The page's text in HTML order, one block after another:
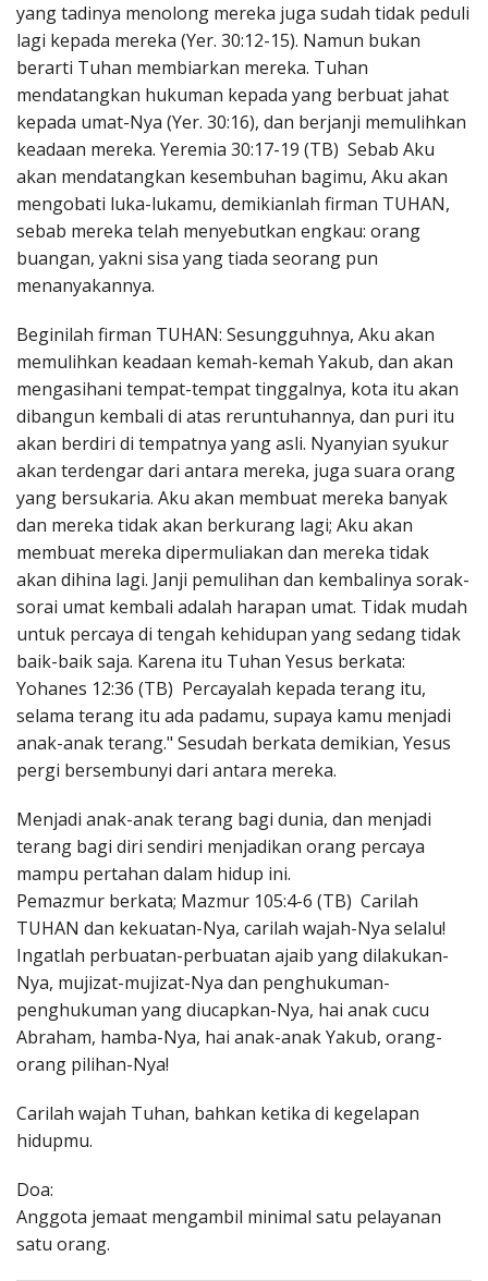
yang tadinya menolong mereka juga sudah tidak peduli
lagi kepada mereka (Yer. 30:12-15). Namun bukan
berarti Tuhan membiarkan mereka. Tuhan
mendatangkan hukuman kepada yang berbuat jahat
kepada umat-Nya (Yer. 30:16), dan berjanji memulihkan
keadaan mereka. Yeremia 30:17-19 (TB) Sebab Aku
akan mendatangkan kesembuhan bagimu, Aku akan
mengobati luka-lukamu, demikianlah firman TUHAN,
sebab mereka telah menyebutkan engkau: orang
buangan, yakni sisa yang tiada seorang pun
menanyakannya.
Beginilah firman TUHAN: Sesungguhnya, Aku akan
memulihkan keadaan kemah-kemah Yakub, dan akan
mengasihani tempat-tempat tinggalnya, kota itu akan
dibangun kembali di atas reruntuhannya, dan puri itu
akan berdiri di tempatnya yang asli. Nyanyian syukur
akan terdengar dari antara mereka, juga suara orang
yang bersukaria. Aku akan membuat mereka banyak
dan mereka tidak akan berkurang lagi; Aku akan
membuat mereka dipermuliakan dan mereka tidak
akan dihina lagi. Janji pemulihan dan kembalinya sorak-
sorai umat kembali adalah harapan umat. Tidak mudah
untuk percaya di tengah kehidupan yang sedang tidak
baik-baik saja. Karena itu Tuhan Yesus berkata:
Yohanes 12:36 (TB) Percayalah kepada terang itu,
selama terang itu ada padamu, supaya kamu menjadi
anak-anak terang." Sesudah berkata demikian, Yesus
pergi bersembunyi dari antara mereka.
Menjadi anak-anak terang bagi dunia, dan menjadi
terang bagi diri sendiri menjadikan orang percaya
mampu pertahan dalam hidup ini.
Pemazmur berkata; Mazmur 105:4-6 (TB) Carilah
TUHAN dan kekuatan-Nya, carilah wajah-Nya selalu!
Ingatlah perbuatan-perbuatan ajaib yang dilakukan-
Nya, mujizat-mujizat-Nya dan penghukuman-
penghukuman yang diucapkan-Nya, hai anak cucu
Abraham, hamba-Nya, hai anak-anak Yakub, orang-
orang pilihan-Nya!
Carilah wajah Tuhan, bahkan ketika di kegelapan
hidupmu.
Doa:
Anggota jemaat mengambil minimal satu pelayanan
satu orang.